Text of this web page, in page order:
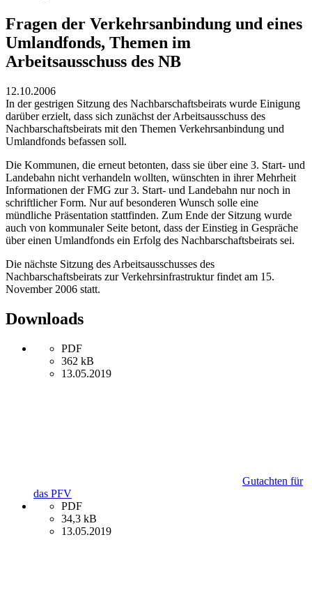
Fragen der Verkehrsanbindung und eines
Umlandfonds, Themen im
Arbeitsausschuss des NB
12.10.2006
In der gestrigen Sitzung des Nachbarschaftsbeirats wurde Einigung
darüber erzielt, dass sich zunächst der Arbeitsausschuss des
Nachbarschaftsbeirats mit den Themen Verkehrsanbindung und
Umlandfonds befassen soll.
Die Kommunen, die erneut betonten, dass sie über eine 3. Start- und
Landebahn nicht verhandeln wollten, wünschten in ihrer Mehrheit
Informationen der FMG zur 3. Start- und Landebahn nur noch in
schriftlicher Form. Nur auf besonderen Wunsch solle eine
mündliche Präsentation stattfinden. Zum Ende der Sitzung wurde
auch von kommunaler Seite betont, dass der Einstieg in Gespräche
über einen Umlandfonds ein Erfolg des Nachbarschaftsbeirats sei.
Die nächste Sitzung des Arbeitsausschusses des
Nachbarschaftsbeirats zur Verkehrsinfrastruktur findet am 15.
November 2006 statt.
Downloads
PDF
362 kB
13.05.2019
Gutachten für
das PFV
PDF
34,3 kB
13.05.2019